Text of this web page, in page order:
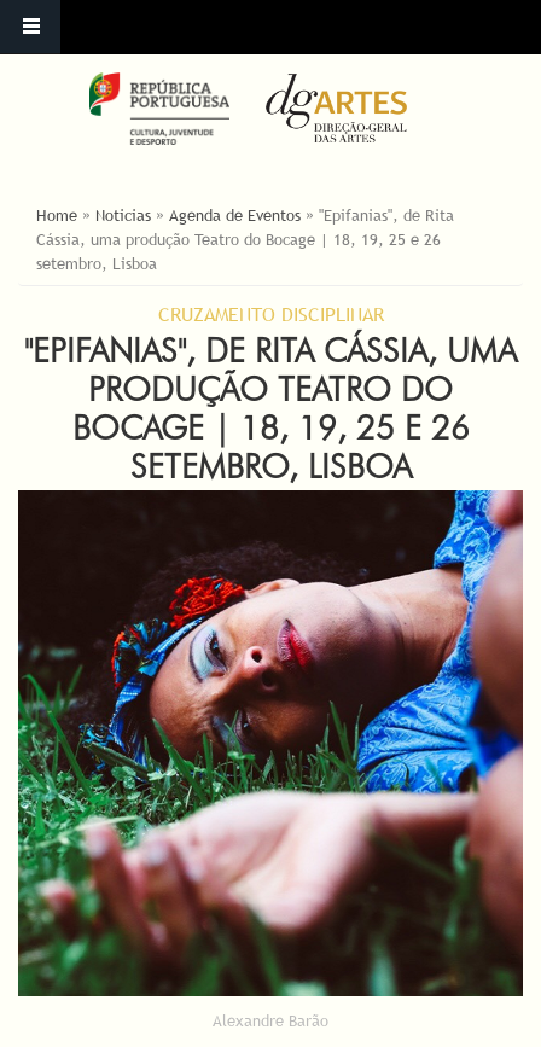
ESTÁ AQUI
Home » Noticias » Agenda de Eventos » "Epifanias", de Rita
Cássia, uma produção Teatro do Bocage | 18, 19, 25 e 26
setembro, Lisboa
CRUZAMENTO DISCIPLINAR
"EPIFANIAS", DE RITA CÁSSIA, UMA
PRODUÇÃO TEATRO DO
BOCAGE | 18, 19, 25 E 26
SETEMBRO, LISBOA
Alexandre Barão